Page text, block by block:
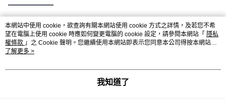
熱門標籤
本網站中使用 cookie，欲查詢有關本網站使用 cookie 方式之詳情，及若您不希
望在電腦上使用 cookie 時應如何變更電腦的 cookie 設定，請參閱本網站「 隱私
權條款 」之 Cookie 聲明。您繼續使用本網站即表示您同意本公司得按本網站使
用條款之 Cookie 聲明使用 cookie。
了解更多 >
我知道了